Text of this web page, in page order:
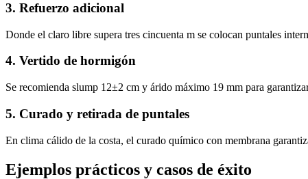
3. Refuerzo adicional
Donde el claro libre supera tres cincuenta m se colocan puntales
4. Vertido de hormigón
Se recomienda slump 12±2 cm y árido máximo 19 mm para
5. Curado y retirada de puntales
En clima cálido de la costa, el curado químico con membrana
Ejemplos prácticos y casos de éxito